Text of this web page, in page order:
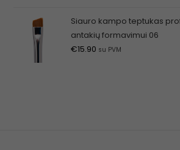
Siauro kampo teptukas
antakių formavimui 06
€15.90 su PVM